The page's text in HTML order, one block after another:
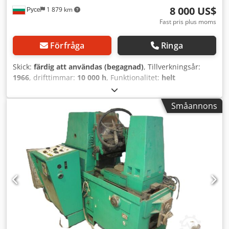
Русе 1 879 km 8 000 US$
Fast pris plus moms
Förfråga Ringa
Skick: färdig att användas (begagnad), Tillverkningsår:
1966, drifttimmar: 10 000 h, Funktionalitet: helt
, arbetsstyckets vikt (max.):
400 mm, matare längd X-axel:483 mm, matningslängd Y-
, matningslängd Z-axel: 521 mm ,
varvbordsdiameter:
740 mm, bordsdiameter:
4 500 mm, hjuldiameter:
kuggkransdiameter:
1 000 mm, total höjd: 2 450 mm
bredd:2 450 mm, ingångsfrekvens: 50 Hz
, arbetsstyckets
diameter (max): 1 000 mm , typ av ingående ström:
spindelhastighet (max):200 varv/min , borrbordmaskin:
89
mm
, spindelhastighet (min.):50 varv/min,
slipspindelmotoreffekt: 7 500 W, totalvikt:8 000 kg
200 varv/min , varvtal (min.):50 varv/min
bordbelastning:3 000 kg , spiralvinkel:45 °, Utrustning:
Småannons